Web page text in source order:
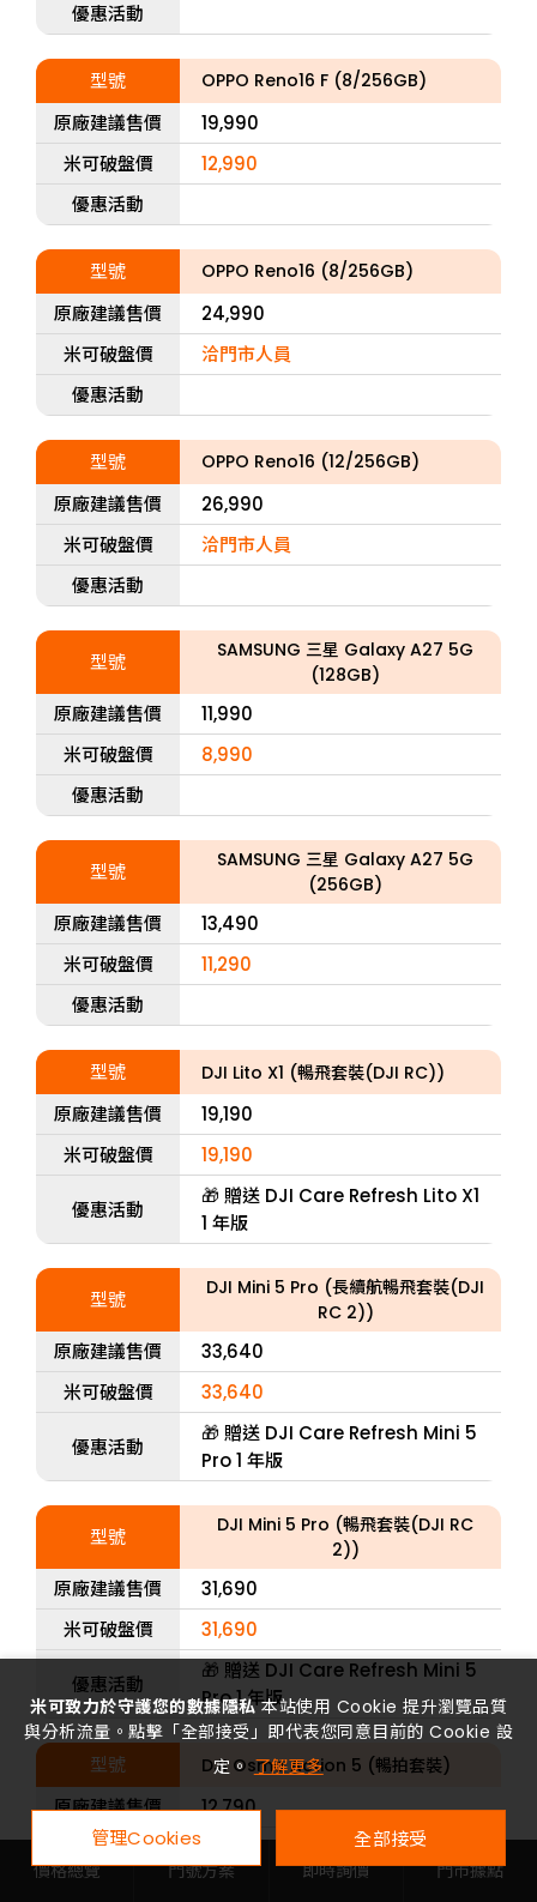
優惠活動
型號 OPPO Reno16 F (8/256GB)
原廠建議售價
19,990
米可破盤價
12,990
優惠活動
型號 OPPO Reno16 (8/256GB)
原廠建議售價
24,990
米可破盤價
洽門市人員
優惠活動
型號 OPPO Reno16 (12/256GB)
原廠建議售價
26,990
米可破盤價
洽門市人員
優惠活動
型號
SAMSUNG 三星 Galaxy A27 5G
(128GB)
原廠建議售價
11,990
米可破盤價
8,990
優惠活動
型號
SAMSUNG 三星 Galaxy A27 5G
(256GB)
原廠建議售價
13,490
米可破盤價
11,290
優惠活動
型號 DJI Lito X1 (暢飛套裝(DJI RC))
原廠建議售價
19,190
米可破盤價
19,190
優惠活動
🎁 贈送 DJI Care Refresh Lito X1
1 年版
型號
DJI Mini 5 Pro (長續航暢飛套裝(DJI
RC 2))
原廠建議售價
33,640
米可破盤價
33,640
優惠活動
🎁 贈送 DJI Care Refresh Mini 5
Pro 1 年版
型號
DJI Mini 5 Pro (暢飛套裝(DJI RC
2))
原廠建議售價
31,690
米可破盤價
31,690
優惠活動
🎁 贈送 DJI Care Refresh Mini 5
Pro 1 年版
型號 DJI Osmo Action 5 (暢拍套裝)
原廠建議售價
12,790
米可破盤價
價格總覽 門號方案 即時詢價 門市據點
米可致力於守護您的數據隱私本站使用 Cookie 提升瀏覽品質
與分析流量。點擊「全部接受」即代表您同意目前的 Cookie 設
定。了解更多
管理Cookies 全部接受